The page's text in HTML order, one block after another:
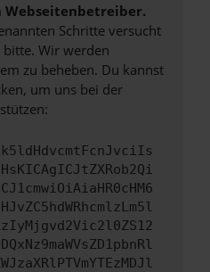
Webseitenbetreiber.
Schritte versucht
Wir werden
zu beheben. Du kannst
um uns bei der